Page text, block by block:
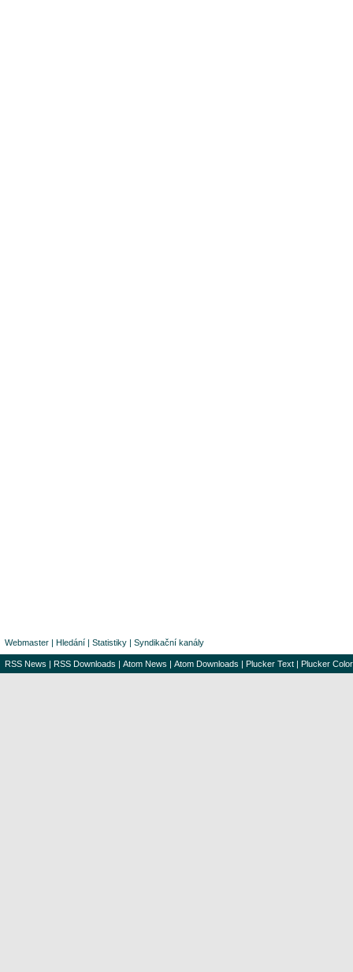
Webmaster | Hledání | Statistiky | Syndikační kanály
RSS News | RSS Downloads | Atom News | Atom Downloads | Plucker Text | Plucker Color